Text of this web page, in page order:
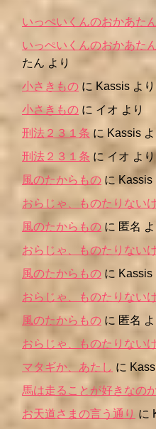
いっぺいくんのおかあた
いっぺいくんのおかあた
たん より
小さきもの に Kassis より
小さきもの に イオ より
刑法２３１条 に Kassis
刑法２３１条 に イオ より
風のたからもの に Kassis
おらじゃ、ものたりない
風のたからもの に 匿名
おらじゃ、ものたりない
風のたからもの に Kassis
おらじゃ、ものたりない
風のたからもの に 匿名
おらじゃ、ものたりない
マタギか、あたし に
馬は走ることが好きなの
お天道さまの言う通り に